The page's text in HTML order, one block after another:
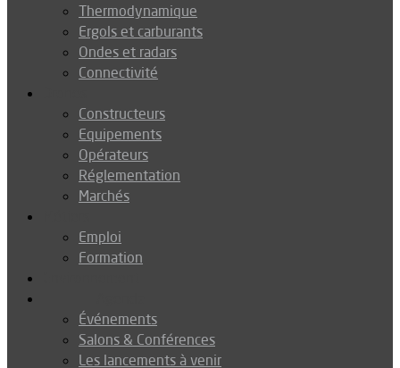
Thermodynamique
Ergols et carburants
Ondes et radars
Connectivité
Constructeurs
Equipements
Opérateurs
Réglementation
Marchés
Emploi
Formation
Événements
Salons & Conférences
Les lancements à venir